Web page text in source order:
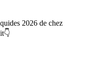
2026 de chez